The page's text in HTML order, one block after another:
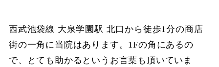
西武池袋線 大泉学園駅 北口から徒歩1分の商店
街の一角に当院はあります。1Fの角にあるの
で、とても助かるというお言葉も頂いていま